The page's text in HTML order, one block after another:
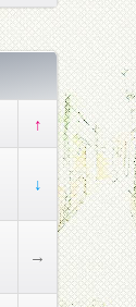
↑
↓
→